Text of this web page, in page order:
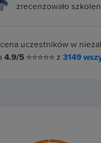
zrecenzowało
uczestników w
4.9/5 ⭐⭐⭐⭐⭐ z 3149